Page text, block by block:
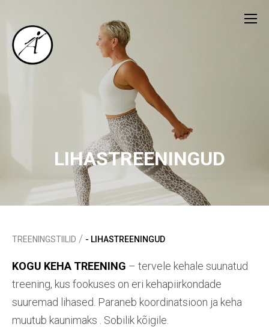
LIHASTREENINGUD
TREENINGSTIILID / - LIHASTREENINGUD
KOGU KEHA TREENING – tervele kehale suunatud
treening, kus fookuses on eri kehapiirkondade
suuremad lihased. Paraneb koordinatsioon ja keha
muutub kaunimaks . Sobilik kõigile.